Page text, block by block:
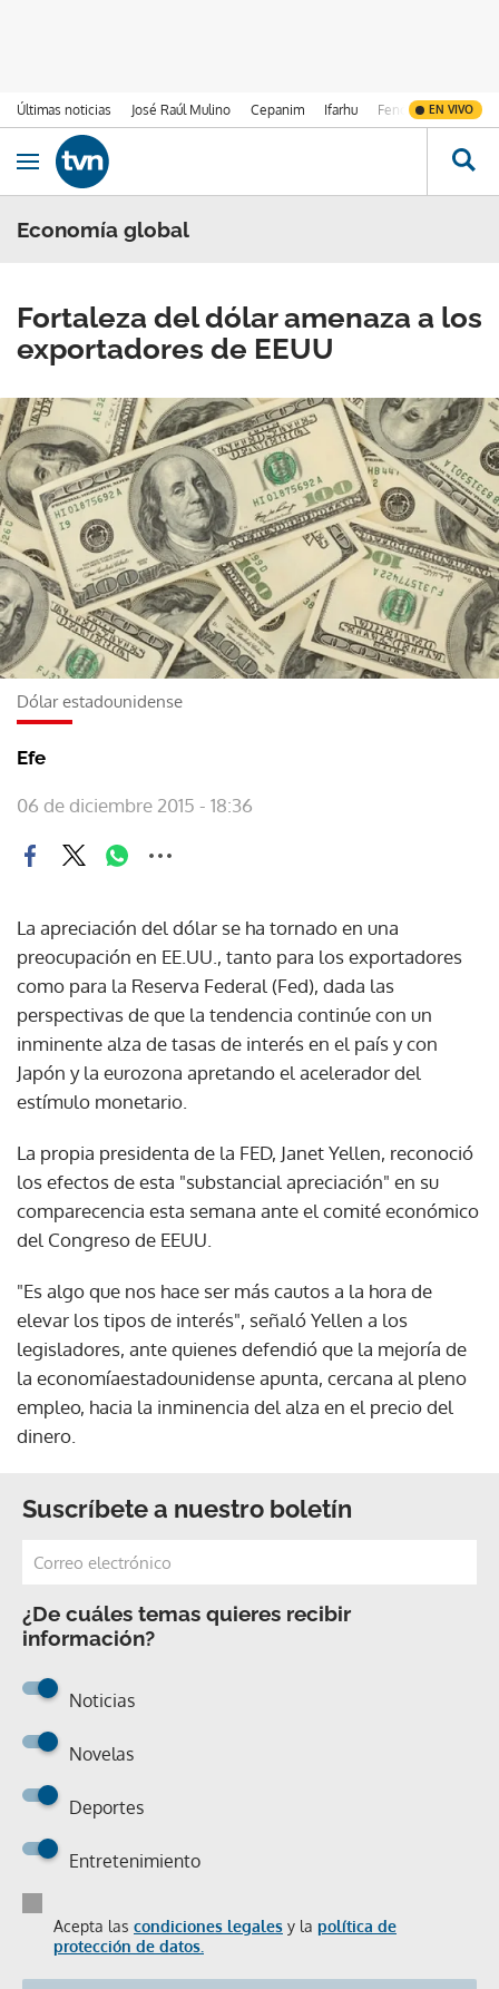
Últimas noticias José Raúl Mulino Cepanim Ifarhu Fenómeno de El
EN VIVO
Ir al contenido
Obrir navegació
Economía global
Fortaleza del dólar amenaza a los
exportadores de EEUU
Dólar estadounidense
Efe
06 de diciembre 2015 - 18:36
La apreciación del dólar se ha tornado en una
preocupación en EE.UU., tanto para los exportadores
como para la Reserva Federal (Fed), dada las
perspectivas de que la tendencia continúe con un
inminente alza de tasas de interés en el país y con
Japón y la eurozona apretando el acelerador del
estímulo monetario.
La propia presidenta de la FED, Janet Yellen, reconoció
los efectos de esta "substancial apreciación" en su
comparecencia esta semana ante el comité económico
del Congreso de EEUU.
"Es algo que nos hace ser más cautos a la hora de
elevar los tipos de interés", señaló Yellen a los
legisladores, ante quienes defendió que la mejoría de
la economíaestadounidense apunta, cercana al pleno
empleo, hacia la inminencia del alza en el precio del
dinero.
Suscríbete a nuestro boletín
¿De cuáles temas quieres recibir
información?
Noticias
Novelas
Deportes
Entretenimiento
Acepta las condiciones legales y la política de
protección de datos.